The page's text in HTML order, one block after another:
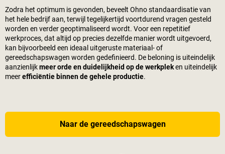
Zodra het optimum is gevonden, beveelt Ohno standaardisatie van
het hele bedrijf aan, terwijl tegelijkertijd voortdurend vragen gesteld
worden en verder geoptimaliseerd wordt. Voor een repetitief
werkproces, dat altijd op precies dezelfde manier wordt uitgevoerd,
kan bijvoorbeeld een ideaal uitgeruste materiaal- of
gereedschapswagen worden gedefinieerd. De beloning is uiteindelijk
aanzienlijkmeer orde en duidelijkheid op de werkpleken uiteindelijk
meerefficiëntie binnen de gehele productie.
Naar de gereedschapswagen